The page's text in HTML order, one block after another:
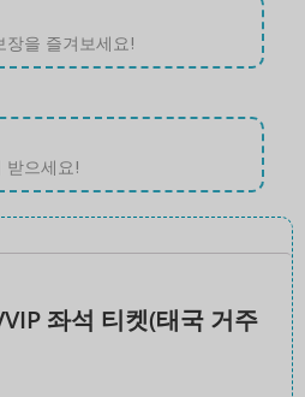
장을 즐겨보세요!
받으세요!
좌석 티켓(태국 거주